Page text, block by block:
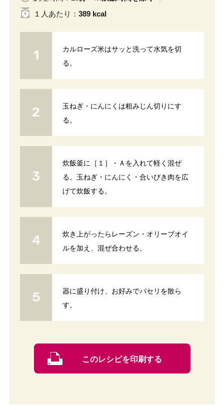
１人 あたり ： 389 kcal
カルローズ米はサッと洗って水気を切
る。
玉ねぎ・にんにくは粗みじん切りにす
る。
炊飯釜に［１］・Ａを入れて軽く混ぜ
る。玉ねぎ・にんにく・合いびき肉を広
げて炊飯する。
炊き上がったらレーズン・オリーブオイ
ルを加え、混ぜ合わせる。
器に盛り付け、お好みでパセリを散ら
す。
このレシピを印刷する